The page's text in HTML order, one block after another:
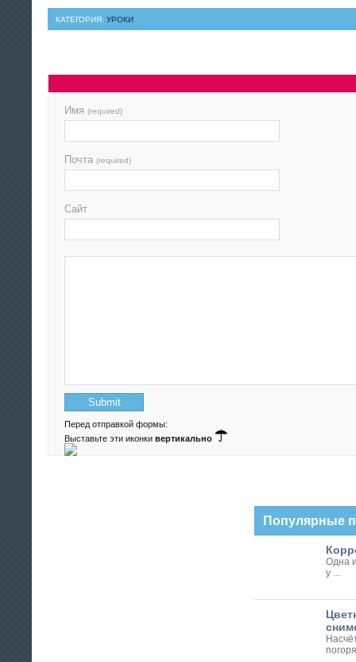
КАТЕГОРИЯ: УРОКИ
Имя (required)
Почта (required)
Сайт
Перед отправкой формы:
Выставьте эти иконки вертикально
Популярные
Одна
у ...